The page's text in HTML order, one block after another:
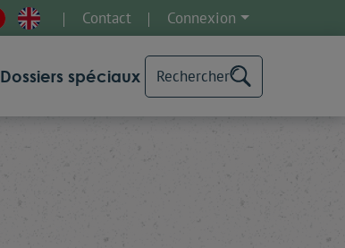
Contact Connexion
Dossiers spéciaux Rechercher